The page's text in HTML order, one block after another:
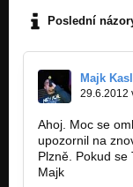
Poslední
Majk Kasl
29.6.2012
Ahoj. Moc se
upozornil na
Plzně. Pokud se
Majk